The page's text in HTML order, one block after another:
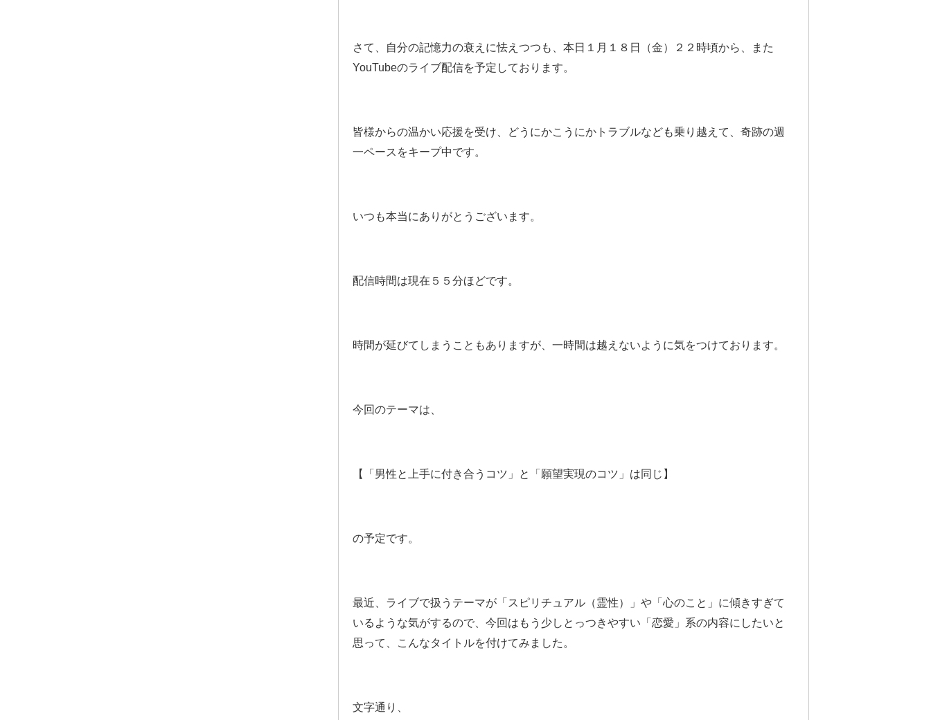
さて、自分の記憶力の衰えに怯えつつも、本日１月１８日（金）２２時頃から、また
YouTubeのライブ配信を予定しております。
皆様からの温かい応援を受け、どうにかこうにかトラブルなども乗り越えて、奇跡の週
一ペースをキープ中です。
いつも本当にありがとうございます。
配信時間は現在５５分ほどです。
時間が延びてしまうこともありますが、一時間は越えないように気をつけております。
今回のテーマは、
【「男性と上手に付き合うコツ」と「願望実現のコツ」は同じ】
の予定です。
最近、ライブで扱うテーマが「スピリチュアル（霊性）」や「心のこと」に傾きすぎて
いるような気がするので、今回はもう少しとっつきやすい「恋愛」系の内容にしたいと
思って、こんなタイトルを付けてみました。
文字通り、